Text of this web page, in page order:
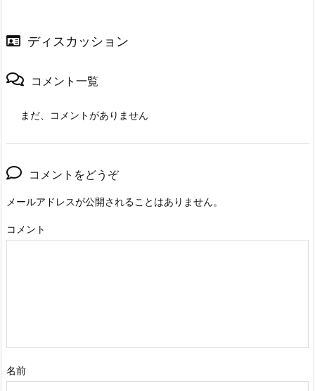
ディスカッション
コメント一覧
まだ、コメントがありません
コメントをどうぞ
メールアドレスが公開されることはありません。
コメント
名前